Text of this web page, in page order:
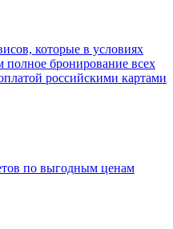
которые в условиях
полное бронирование всех
российскими картами
по выгодным ценам